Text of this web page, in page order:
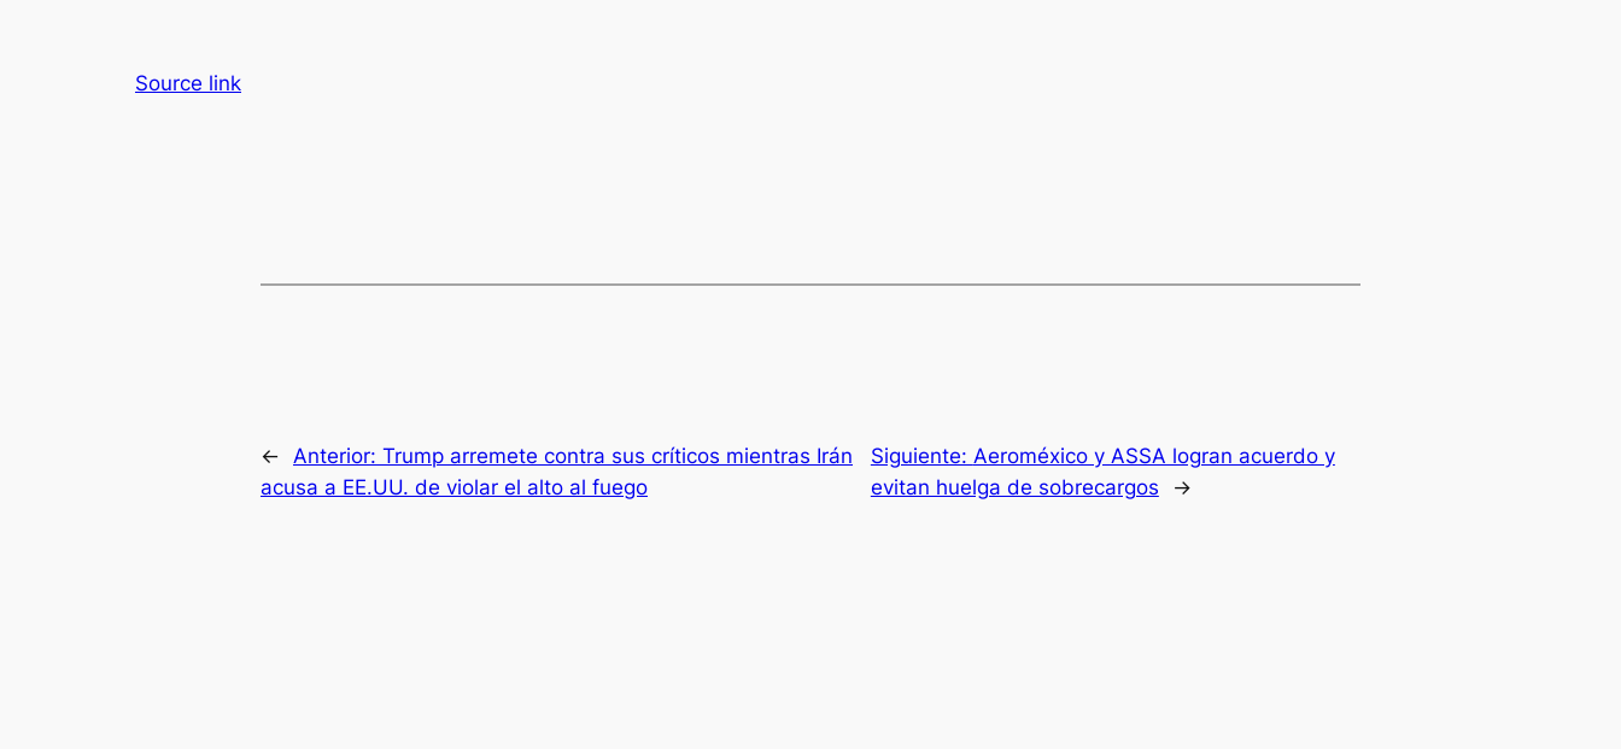
Source link
← Anterior: Trump arremete contra sus críticos mientras Irán
acusa a EE.UU. de violar el alto al fuego
Siguiente: Aeroméxico y ASSA logran acuerdo y
evitan huelga de sobrecargos
→